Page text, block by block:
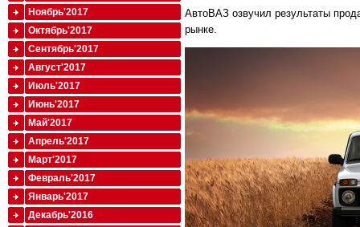
АвтоВАЗ озвучил результаты
рынке.
Ноябрь'2017
Октябрь'2017
Сентябрь'2017
Август'2017
Июль'2017
Июнь'2017
Май'2017
Апрель'2017
Март'2017
Февраль'2017
Январь'2017
Декабрь'2016